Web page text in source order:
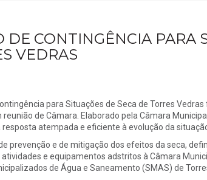
DE CONTINGÊNCIA PARA
VEDRAS
para Situações de Seca de Torres
reunião de Câmara. Elaborado pela Câmara
atempada e eficiente à evolução da
prevenção e de mitigação dos efeitos da seca,
atividades e equipamentos adstritos à Câmara
de Água e Saneamento (SMAS) de